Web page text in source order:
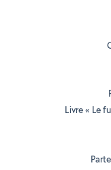
Livre « Le